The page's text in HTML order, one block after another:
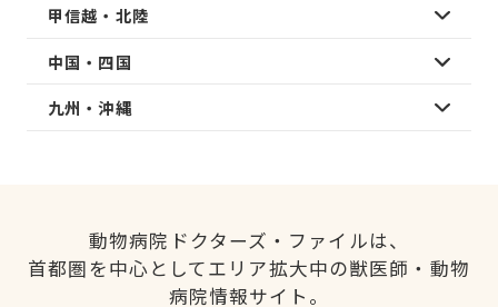
甲信越・北陸
中国・四国
九州・沖縄
動物病院ドクターズ・ファイルは、
首都圏を中心としてエリア拡大中の獣医師・動物
病院情報サイト。